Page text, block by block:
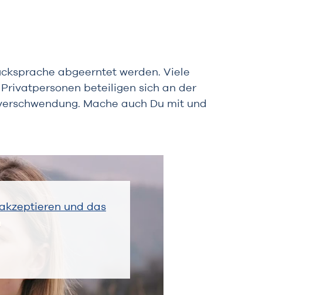
abgeerntet werden. Viele
beteiligen sich an der
Mache auch Du mit und
und das